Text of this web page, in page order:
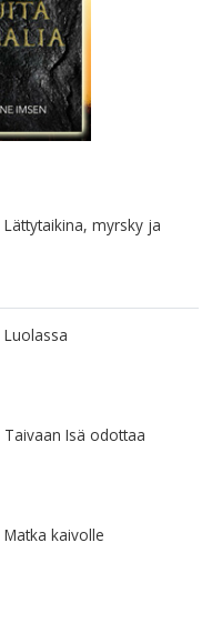
Lättytaikina, myrsky ja
Luolassa
Taivaan Isä odottaa
Matka kaivolle